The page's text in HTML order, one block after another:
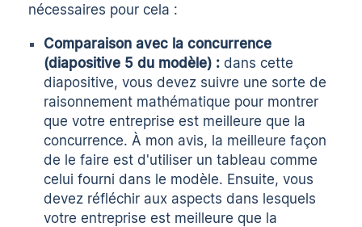
nécessaires pour cela :
Comparaison avec la concurrence
(diapositive 5 du modèle) : dans cette
diapositive, vous devez suivre une sorte de
raisonnement mathématique pour montrer
que votre entreprise est meilleure que la
concurrence. À mon avis, la meilleure façon
de le faire est d'utiliser un tableau comme
celui fourni dans le modèle. Ensuite, vous
devez réfléchir aux aspects dans lesquels
votre entreprise est meilleure que la